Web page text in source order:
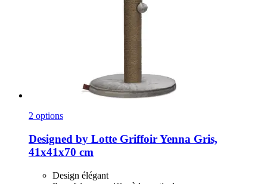
2 options
Designed by Lotte Griffoir Yenna Gris,
41x41x70 cm
Design élégant